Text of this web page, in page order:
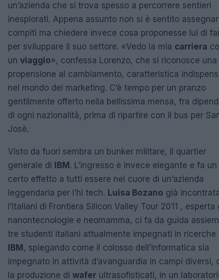
un’azienda che si trova spesso a percorrere sentieri
inesplorati. Appena assunto non si è sentito
compiti ma chiedere invece cosa proponesse lui di
per sviluppare il suo settore. «Vedo la mia carriera
un viaggio», confessa Lorenzo, che si riconosce una
propensione al cambiamento, caratteristica
nel mondo del marketing. C’è tempo per un pranzo
gentilmente offerto nella bellissima mensa, fra
di ogni nazionalità, prima di ripartire con il bus per
Josè.
Visto da fuori sembra un bunker militare, il quartier
generale di
IBM . L’ingresso è invece elegante e fa un
certo effetto a tutti essere nel cuore di un’azienda
leggendaria per l’hi tech. Luisa Bozano già
l’Italiani di Frontiera Silicon Valley Tour 2011 , esperta
nanontecnologie e neomamma, ci fa da guida
tre studenti italiani attualmente impegnati in ricerche
IBM , spiegando come il colosso dell’informatica sia
impegnato in attività d’avanguardia in campi diversi,
la produzione di wafer ultrasofisticati, in un